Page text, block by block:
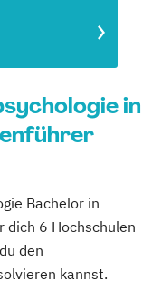
in
Bachelor in
dich 6 Hochschulen
den
kannst.